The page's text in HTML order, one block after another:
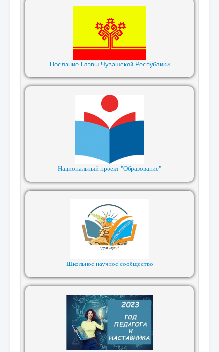
Послание Главы Чувашской Республики
Национальный проект "Образование"
Школьное научное сообщество